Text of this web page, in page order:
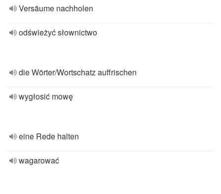
Versäume nachholen
odświeżyć słownictwo
die Wörter/Wortschatz auffrischen
wygłosić mowę
eine Rede halten
wagarować